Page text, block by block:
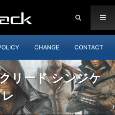
CHANGE CONTACT
リード シンジケ